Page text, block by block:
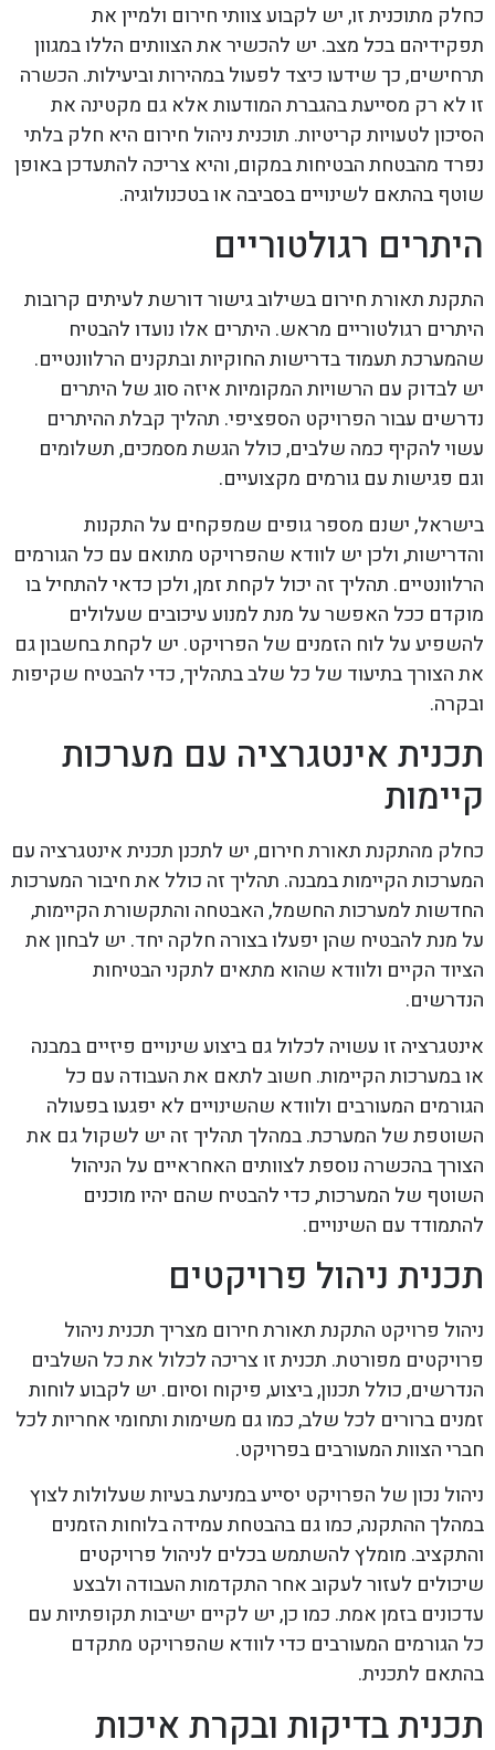
כחלק מתוכנית זו, יש לקבוע צוותי חירום ולמיין את
תפקידיהם בכל מצב. יש להכשיר את הצוותים הללו במגוון
תרחישים, כך שידעו כיצד לפעול במהירות וביעילות. הכשרה
זו לא רק מסייעת בהגברת המודעות אלא גם מקטינה את
הסיכון לטעויות קריטיות. תוכנית ניהול חירום היא חלק בלתי
נפרד מהבטחת הבטיחות במקום, והיא צריכה להתעדכן באופן
שוטף בהתאם לשינויים בסביבה או בטכנולוגיה.
היתרים רגולטוריים
התקנת תאורת חירום בשילוב גישור דורשת לעיתים קרובות
היתרים רגולטוריים מראש. היתרים אלו נועדו להבטיח
שהמערכת תעמוד בדרישות החוקיות ובתקנים הרלוונטיים.
יש לבדוק עם הרשויות המקומיות איזה סוג של היתרים
נדרשים עבור הפרויקט הספציפי. תהליך קבלת ההיתרים
עשוי להקיף כמה שלבים, כולל הגשת מסמכים, תשלומים
וגם פגישות עם גורמים מקצועיים.
בישראל, ישנם מספר גופים שמפקחים על התקנות
והדרישות, ולכן יש לוודא שהפרויקט מתואם עם כל הגורמים
הרלוונטיים. תהליך זה יכול לקחת זמן, ולכן כדאי להתחיל בו
מוקדם ככל האפשר על מנת למנוע עיכובים שעלולים
להשפיע על לוח הזמנים של הפרויקט. יש לקחת בחשבון גם
את הצורך בתיעוד של כל שלב בתהליך, כדי להבטיח שקיפות
ובקרה.
תכנית אינטגרציה עם מערכות
קיימות
כחלק מהתקנת תאורת חירום, יש לתכנן תכנית אינטגרציה עם
המערכות הקיימות במבנה. תהליך זה כולל את חיבור המערכות
החדשות למערכות החשמל, האבטחה והתקשורת הקיימות,
על מנת להבטיח שהן יפעלו בצורה חלקה יחד. יש לבחון את
הציוד הקיים ולוודא שהוא מתאים לתקני הבטיחות
הנדרשים.
אינטגרציה זו עשויה לכלול גם ביצוע שינויים פיזיים במבנה
או במערכות הקיימות. חשוב לתאם את העבודה עם כל
הגורמים המעורבים ולוודא שהשינויים לא יפגעו בפעולה
השוטפת של המערכת. במהלך תהליך זה יש לשקול גם את
הצורך בהכשרה נוספת לצוותים האחראיים על הניהול
השוטף של המערכות, כדי להבטיח שהם יהיו מוכנים
להתמודד עם השינויים.
תכנית ניהול פרויקטים
ניהול פרויקט התקנת תאורת חירום מצריך תכנית ניהול
פרויקטים מפורטת. תכנית זו צריכה לכלול את כל השלבים
הנדרשים, כולל תכנון, ביצוע, פיקוח וסיום. יש לקבוע לוחות
זמנים ברורים לכל שלב, כמו גם משימות ותחומי אחריות לכל
חברי הצוות המעורבים בפרויקט.
ניהול נכון של הפרויקט יסייע במניעת בעיות שעלולות לצוץ
במהלך ההתקנה, כמו גם בהבטחת עמידה בלוחות הזמנים
והתקציב. מומלץ להשתמש בכלים לניהול פרויקטים
שיכולים לעזור לעקוב אחר התקדמות העבודה ולבצע
עדכונים בזמן אמת. כמו כן, יש לקיים ישיבות תקופתיות עם
כל הגורמים המעורבים כדי לוודא שהפרויקט מתקדם
בהתאם לתכנית.
תכנית בדיקות ובקרת איכות